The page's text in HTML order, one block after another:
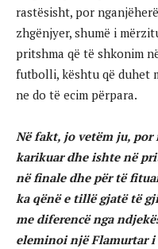
rastësisht, por
zhgënjyer, shumë i
pritshma që të shkonim
futbolli, kështu që duhet
ne do të ecim përpara.
Në fakt, jo vetëm ju,
karikuar dhe ishte në
në finale dhe për të
ka qënë e tillë gjatë të
me diferencë nga
eleminoi një Flamurtar